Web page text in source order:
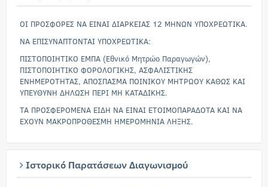
ΟΙ ΠΡΟΣΦΟΡΕΣ ΝΑ ΕΙΝΑΙ ΔΙΑΡΚΕΙΑΣ 12 ΜΗΝΩΝ ΥΠΟΧΡΕΩΤΙΚΑ.
ΝΑ ΕΠΙΣΥΝΑΠΤΟΝΤΑΙ ΥΠΟΧΡΕΩΤΙΚΑ:
ΠΙΣΤΟΠΟΙΗΤΙΚΟ ΕΜΠΑ (Εθνικό Μητρώο Παραγωγών),
ΠΙΣΤΟΠΟΙΗΤΙΚΟ ΦΟΡΟΛΟΓΙΚΗΣ, ΑΣΦΑΛΙΣΤΙΚΗΣ
ΕΝΗΜΕΡΟΤΗΤΑΣ, ΑΠΟΣΠΑΣΜΑ ΠΟΙΝΙΚΟΥ ΜΗΤΡΩΟΥ ΚΑΘΩΣ ΚΑΙ
ΥΠΕΥΘΥΝΗ ΔΗΛΩΣΗ ΠΕΡΙ ΜΗ ΚΑΤΑΔΙΚΗΣ.
ΤΑ ΠΡΟΣΦΕΡΟΜΕΝΑ ΕΙΔΗ ΝΑ ΕΙΝΑΙ ΕΤΟΙΜΟΠΑΡΑΔΟΤΑ ΚΑΙ ΝΑ
ΕΧΟΥΝ ΜΑΚΡΟΠΡΟΘΕΣΜΗ ΗΜΕΡΟΜΗΝΙΑ ΛΗΞΗΣ.
Ιστορικό Παρατάσεων Διαγωνισμού